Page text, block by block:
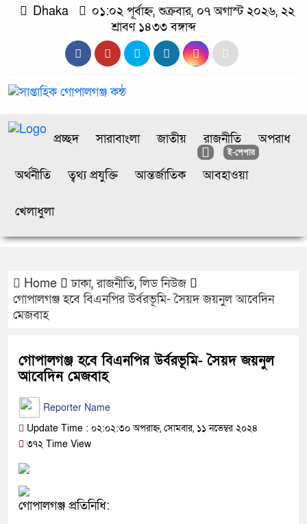
Dhaka
০১:০২ পূর্বাহ্ন, শুক্রবার, ০৭ অগাস্ট ২০২৬, ২২
শ্রাবণ ১৪৩৩ বঙ্গাব্দ
ই-পেপার
প্রচ্ছদ সারাবাংলা জাতীয় রাজনীতি অপরাধ
অর্থনীতি ত্বথ্য প্রযুক্তি আন্তর্জাতিক আবহাওয়া
খেলাধুলা
Home ঢাকা,রাজনীতি,লিড নিউজ
গোপালগঞ্জ হবে বিএনপির উর্বরভূমি- সৈয়দ জয়নুল আবেদিন
মেজবাহ
গোপালগঞ্জ হবে বিএনপির উর্বরভূমি- সৈয়দ জয়নুল
আবেদিন মেজবাহ
Reporter Name
Update Time : ০২:০২:৩০ অপরাহ্ন, সোমবার, ১১ নভেম্বর ২০২৪
৩৭২ Time View
গোপালগঞ্জ প্রতিনিধি: